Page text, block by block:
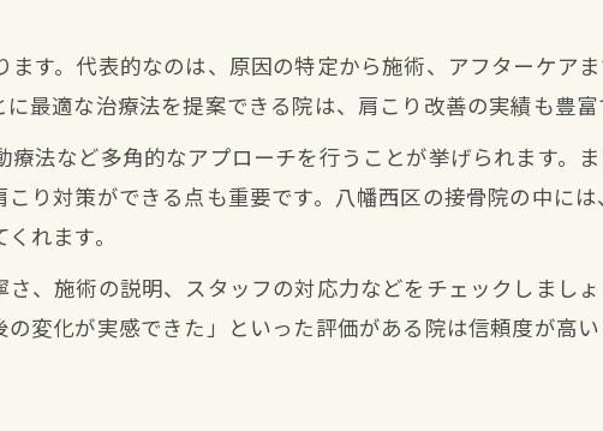
できる接骨院で継続治療の重要性を知る
骨院を効果的に利用して肩こりを解消する
に合った接骨院施術メニューの選び方
院で得られる肩こり予防のアドバイス
す。代表的なのは、原因の特定から施術、アフターケア
最適な治療法を提案できる院は、肩こり改善の実績も豊富
法など多角的なアプローチを行うことが挙げられます。
り対策ができる点も重要です。八幡西区の接骨院の中に
れます。
、施術の説明、スタッフの対応力などをチェックしまし
変化が実感できた」といった評価がある院は信頼度が高い